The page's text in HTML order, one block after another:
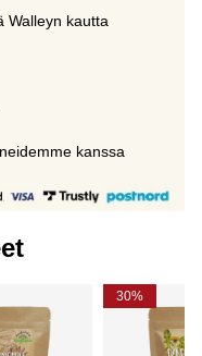
Walleyn kautta
kanssa
30%